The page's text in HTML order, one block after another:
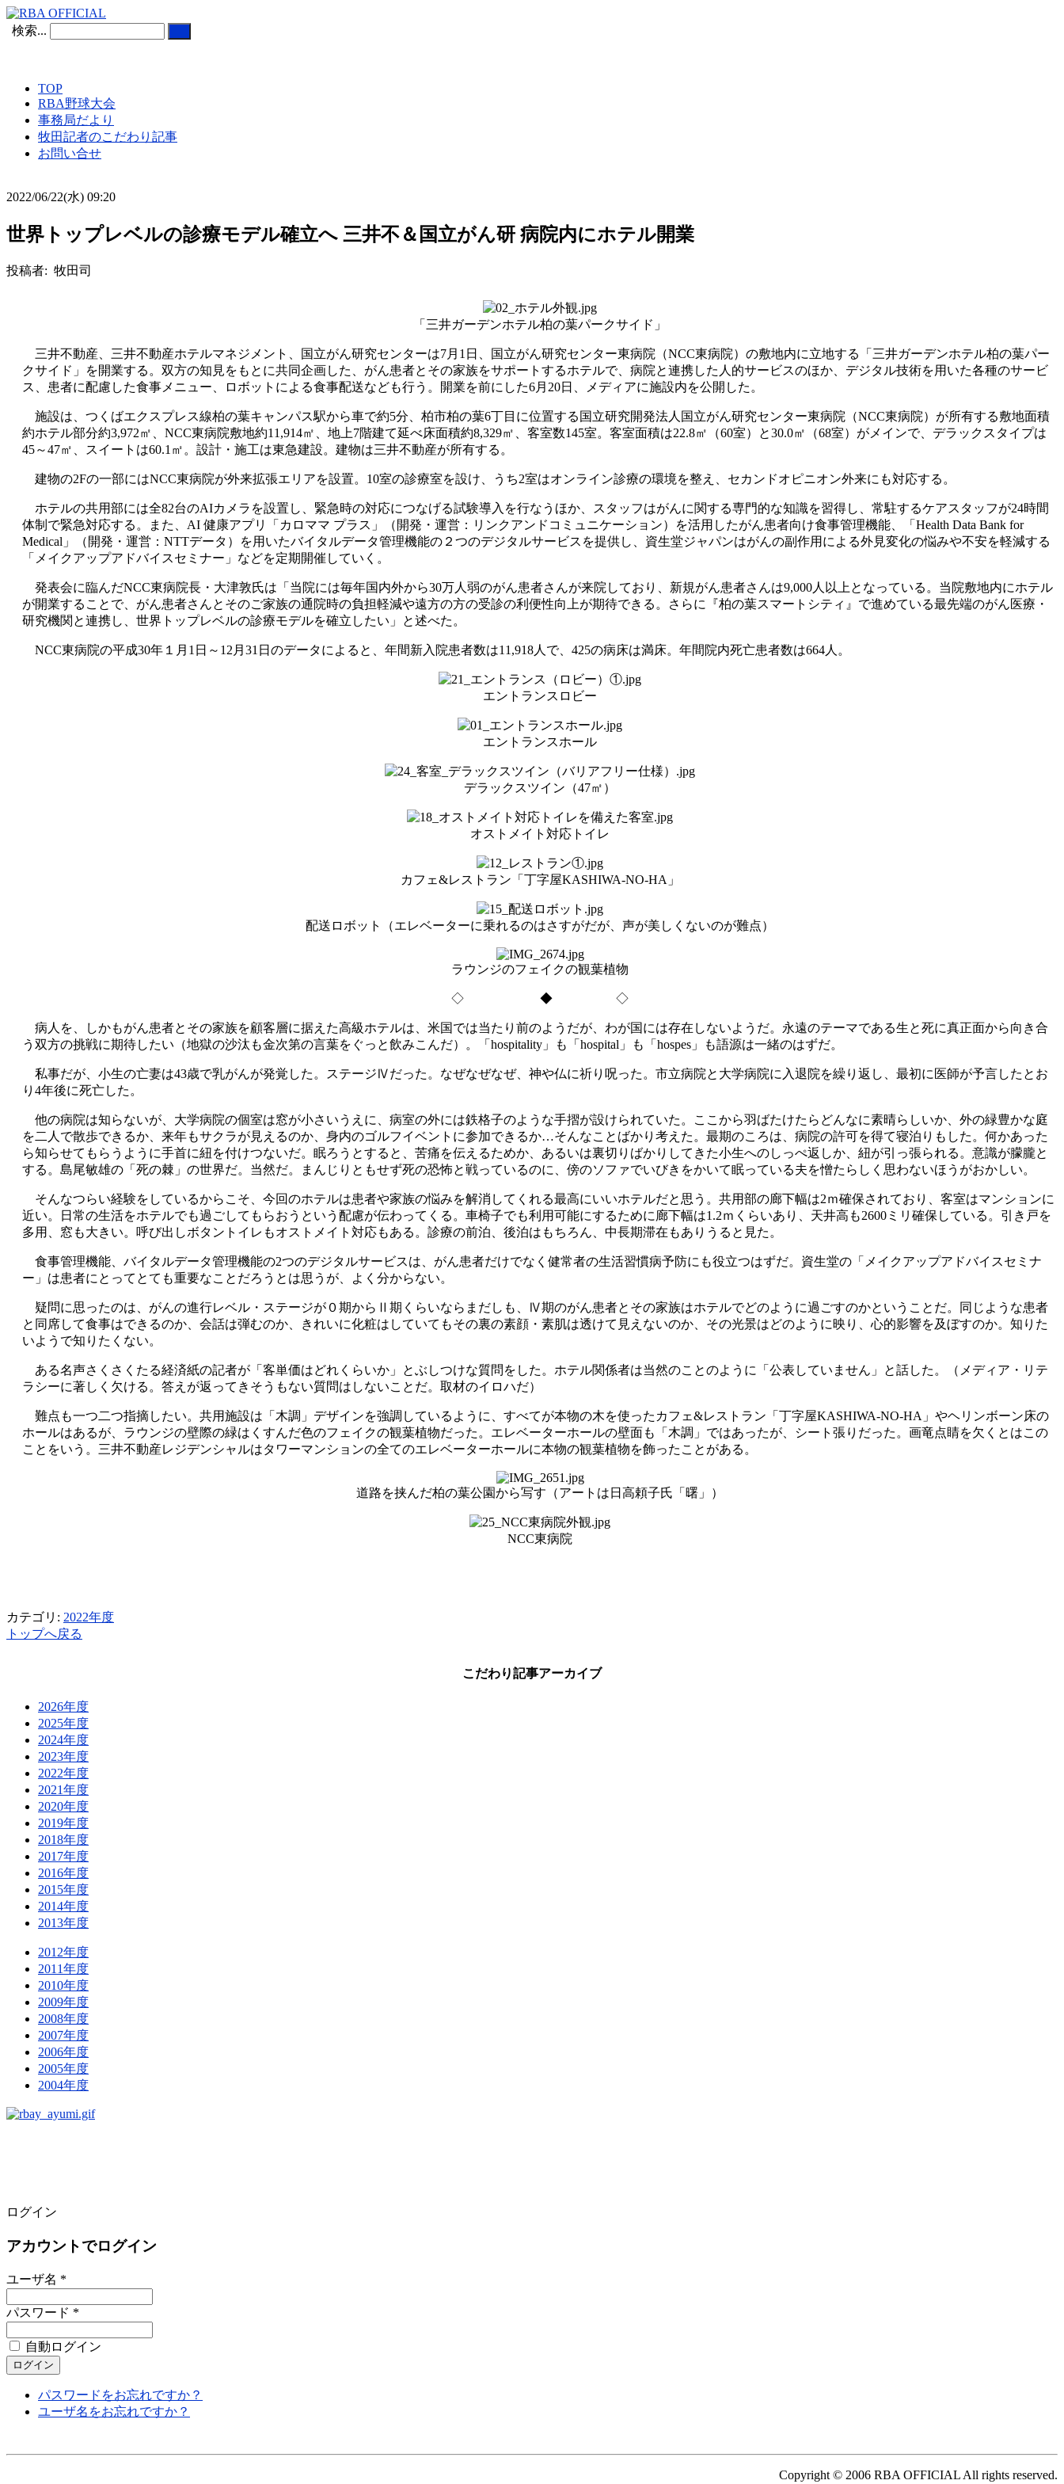
検索...
TOP
RBA野球大会
事務局だより
牧田記者のこだわり記事
お問い合せ
2022/06/22(水) 09:20
世界トップレベルの診療モデル確立へ 三井不＆国立がん研 病院内にホテル開業
投稿者: 牧田司
「三井ガーデンホテル柏の葉パークサイド」
三井不動産、三井不動産ホテルマネジメント、国立がん研究センターは7月1日、国立がん研究センター東病院（NCC東病院）の敷地内に立地する「三井ガーデンホテル柏の葉パー
クサイド」を開業する。双方の知見をもとに共同企画した、がん患者とその家族をサポートするホテルで、病院と連携した人的サービスのほか、デジタル技術を用いた各種のサービ
ス、患者に配慮した食事メニュー、ロボットによる食事配送なども行う。開業を前にした6月20日、メディアに施設内を公開した。
施設は、つくばエクスプレス線柏の葉キャンパス駅から車で約5分、柏市柏の葉6丁目に位置する国立研究開発法人国立がん研究センター東病院（NCC東病院）が所有する敷地面積
約ホテル部分約3,972㎡、NCC東病院敷地約11,914㎡、地上7階建て延べ床面積約8,329㎡、客室数145室。客室面積は22.8㎡（60室）と30.0㎡（68室）がメインで、デラックスタイプは
45～47㎡、スイートは60.1㎡。設計・施工は東急建設。建物は三井不動産が所有する。
建物の2Fの一部にはNCC東病院が外来拡張エリアを設置。10室の診療室を設け、うち2室はオンライン診療の環境を整え、セカンドオピニオン外来にも対応する。
ホテルの共用部には全82台のAIカメラを設置し、緊急時の対応につなげる試験導入を行なうほか、スタッフはがんに関する専門的な知識を習得し、常駐するケアスタッフが24時間
体制で緊急対応する。また、AI 健康アプリ「カロママ プラス」（開発・運営：リンクアンドコミュニケーション）を活用したがん患者向け食事管理機能、「Health Data Bank for
Medical」（開発・運営：NTTデータ）を用いたバイタルデータ管理機能の２つのデジタルサービスを提供し、資生堂ジャパンはがんの副作用による外見変化の悩みや不安を軽減する
「メイクアップアドバイスセミナー」などを定期開催していく。
発表会に臨んだNCC東病院長・大津敦氏は「当院には毎年国内外から30万人弱のがん患者さんが来院しており、新規がん患者さんは9,000人以上となっている。当院敷地内にホテル
が開業することで、がん患者さんとそのご家族の通院時の負担軽減や遠方の方の受診の利便性向上が期待できる。さらに『柏の葉スマートシティ』で進めている最先端のがん医療・
研究機関と連携し、世界トップレベルの診療モデルを確立したい」と述べた。
NCC東病院の平成30年１月1日～12月31日のデータによると、年間新入院患者数は11,918人で、425の病床は満床。年間院内死亡患者数は664人。
エントランスロビー
エントランスホール
デラックスツイン（47㎡）
オストメイト対応トイレ
カフェ&レストラン「丁字屋KASHIWA-NO-HA」
配送ロボット（エレベーターに乗れるのはさすがだが、声が美しくないのが難点）
ラウンジのフェイクの観葉植物
◇ ◆ ◇
病人を、しかもがん患者とその家族を顧客層に据えた高級ホテルは、米国では当たり前のようだが、わが国には存在しないようだ。永遠のテーマである生と死に真正面から向き合
う双方の挑戦に期待したい（地獄の沙汰も金次第の言葉をぐっと飲みこんだ）。「hospitality」も「hospital」も「hospes」も語源は一緒のはずだ。
私事だが、小生の亡妻は43歳で乳がんが発覚した。ステージⅣだった。なぜなぜなぜ、神や仏に祈り呪った。市立病院と大学病院に入退院を繰り返し、最初に医師が予言したとお
り4年後に死亡した。
他の病院は知らないが、大学病院の個室は窓が小さいうえに、病室の外には鉄格子のような手摺が設けられていた。ここから羽ばたけたらどんなに素晴らしいか、外の緑豊かな庭
を二人で散歩できるか、来年もサクラが見えるのか、身内のゴルフイベントに参加できるか…そんなことばかり考えた。最期のころは、病院の許可を得て寝泊りもした。何かあった
ら知らせてもらうように手首に紐を付けつないだ。眠ろうとすると、苦痛を伝えるためか、あるいは裏切りばかりしてきた小生へのしっぺ返しか、紐が引っ張られる。意識が朦朧と
する。島尾敏雄の「死の棘」の世界だ。当然だ。まんじりともせず死の恐怖と戦っているのに、傍のソファでいびきをかいて眠っている夫を憎たらしく思わないほうがおかしい。
そんなつらい経験をしているからこそ、今回のホテルは患者や家族の悩みを解消してくれる最高にいいホテルだと思う。共用部の廊下幅は2ｍ確保されており、客室はマンションに
近い。日常の生活をホテルでも過ごしてもらおうという配慮が伝わってくる。車椅子でも利用可能にするために廊下幅は1.2ｍくらいあり、天井高も2600ミリ確保している。引き戸を
多用、窓も大きい。呼び出しボタントイレもオストメイト対応もある。診療の前泊、後泊はもちろん、中長期滞在もありうると見た。
食事管理機能、バイタルデータ管理機能の2つのデジタルサービスは、がん患者だけでなく健常者の生活習慣病予防にも役立つはずだ。資生堂の「メイクアップアドバイスセミナ
ー」は患者にとってとても重要なことだろうとは思うが、よく分からない。
疑問に思ったのは、がんの進行レベル・ステージが０期からⅡ期くらいならまだしも、Ⅳ期のがん患者とその家族はホテルでどのように過ごすのかということだ。同じような患者
と同席して食事はできるのか、会話は弾むのか、きれいに化粧はしていてもその裏の素顔・素肌は透けて見えないのか、その光景はどのように映り、心的影響を及ぼすのか。知りた
いようで知りたくない。
ある名声さくさくたる経済紙の記者が「客単価はどれくらいか」とぶしつけな質問をした。ホテル関係者は当然のことのように「公表していません」と話した。（メディア・リテ
ラシーに著しく欠ける。答えが返ってきそうもない質問はしないことだ。取材のイロハだ）
難点も一つ二つ指摘したい。共用施設は「木調」デザインを強調しているように、すべてが本物の木を使ったカフェ&レストラン「丁字屋KASHIWA-NO-HA」やヘリンボーン床の
ホールはあるが、ラウンジの壁際の緑はくすんだ色のフェイクの観葉植物だった。エレベーターホールの壁面も「木調」ではあったが、シート張りだった。画竜点睛を欠くとはこの
ことをいう。三井不動産レジデンシャルはタワーマンションの全てのエレベーターホールに本物の観葉植物を飾ったことがある。
道路を挟んだ柏の葉公園から写す（アートは日高頼子氏「曙」）
NCC東病院
カテゴリ: 2022年度
トップへ戻る
こだわり記事アーカイブ
2026年度
2025年度
2024年度
2023年度
2022年度
2021年度
2020年度
2019年度
2018年度
2017年度
2016年度
2015年度
2014年度
2013年度
2012年度
2011年度
2010年度
2009年度
2008年度
2007年度
2006年度
2005年度
2004年度
ログイン
アカウントでログイン
ユーザ名 *
パスワード *
自動ログイン
パスワードをお忘れですか？
ユーザ名をお忘れですか？
Copyright © 2006 RBA OFFICIAL All rights reserved.